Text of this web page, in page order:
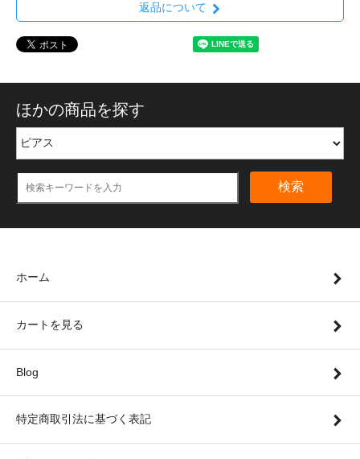
返品について
ほかの商品を探す
検索
ホーム
カートを見る
Blog
特定商取引法に基づく表記